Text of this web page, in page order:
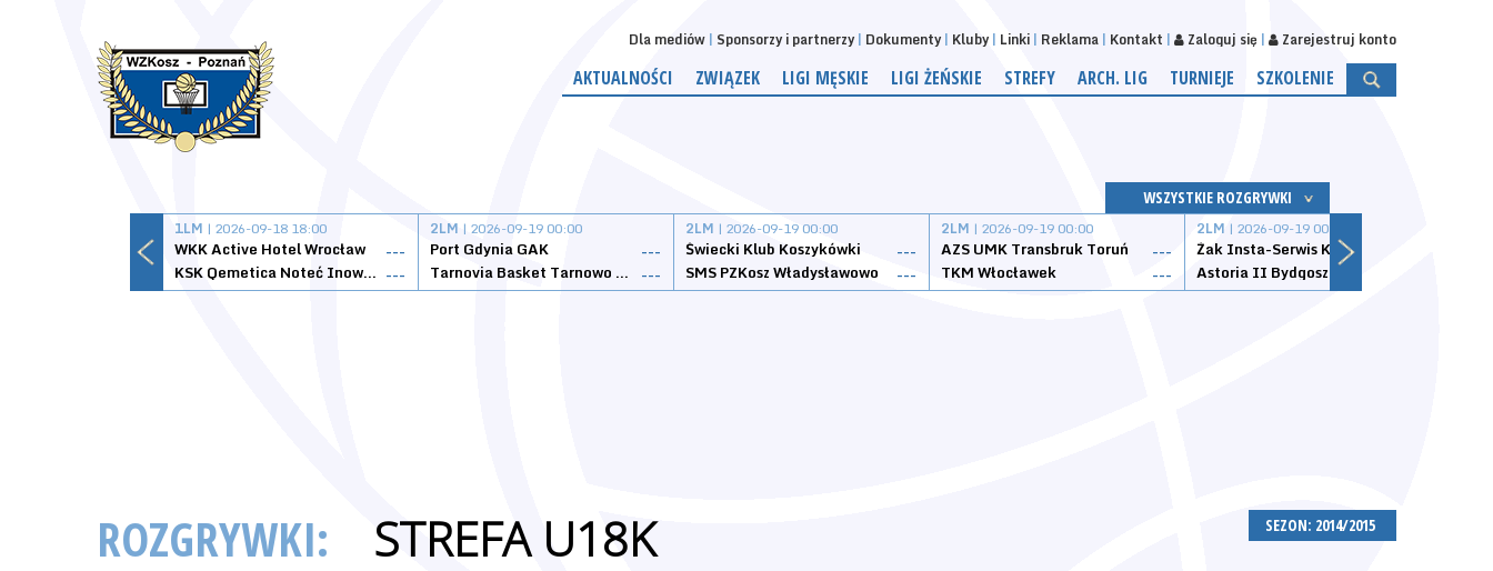
Dla mediów Sponsorzy i partnerzy Dokumenty Kluby Linki Reklama Kontakt Zaloguj się Zarejestruj konto
AKTUALNOŚCI ZWIĄZEK LIGI MĘSKIE LIGI ŻEŃSKIE STREFY ARCH. LIG TURNIEJE SZKOLENIE
WSZYSTKIE ROZGRYWKI
1LM | 2026-09-18 18:00
WKK Active Hotel Wrocław
---
KSK Qemetica Noteć Inowrocław ---
2LM | 2026-09-19 00:00
Port Gdynia GAK
---
Tarnovia Basket Tarnowo Podgórne ---
2LM | 2026-09-19 00:00
Świecki Klub Koszykówki
---
SMS PZKosz Władysławowo
---
2LM | 2026-09-19 00:00
AZS UMK Transbruk Toruń
---
TKM Włocławek
---
2LM | 2026-09-19 00:00
Żak Insta-Serwis Koszalin
Astoria II Bydgoszcz
SEZON: 2014/2015
ROZGRYWKI: STREFA U18K